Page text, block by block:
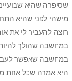
שסיפרה שהיא
מישהי לפני שהיא
רוצה להעביר לי את
במחשבה שהולך
במחשבה שאפשר לעבור
היא אמרה שכל אחת